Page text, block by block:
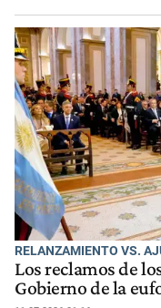
RELANZAMIENTO VS.
Los reclamos de
Gobierno de la